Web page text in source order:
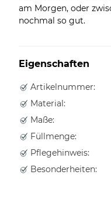
am Morgen, oder
nochmal so gut.
Eigenschaften
Artikelnummer:
Material:
Maße:
Füllmenge:
Pflegehinweis:
Besonderheiten: